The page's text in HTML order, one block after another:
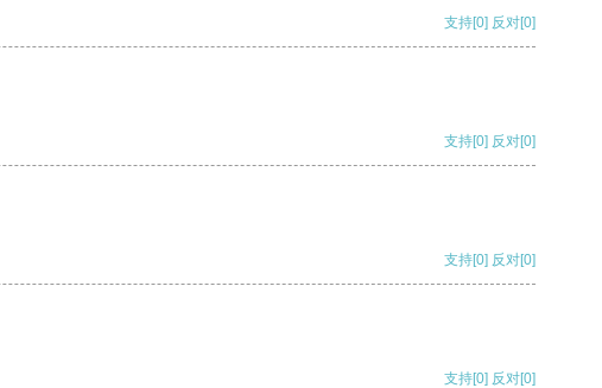
支持[0] 反对[0]
支持[0] 反对[0]
支持[0] 反对[0]
支持[0] 反对[0]